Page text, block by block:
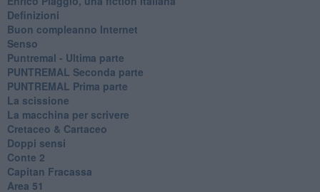
Definizioni
​Buon compleanno Internet
Senso
Puntremal - Ultima parte
PUNTREMAL Seconda parte
​PUNTREMAL Prima parte
La scissione
La macchina per scrivere
Cretaceo & Cartaceo
Doppi sensi
​Conte 2
​Capitan Fracassa
​Area 51